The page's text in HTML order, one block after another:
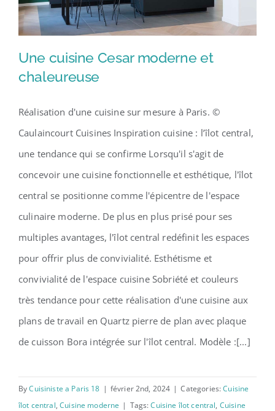
Presse
Contact
Une cuisine Cesar moderne et
chaleureuse
Une cuisine Cesar moderne et
chaleureuse
Réalisation d'une cuisine sur mesure à Paris. ©
Caulaincourt Cuisines Inspiration cuisine : l’îlot central,
une tendance qui se confirme Lorsqu'il s'agit de
concevoir une cuisine fonctionnelle et esthétique, l'îlot
central se positionne comme l'épicentre de l'espace
culinaire moderne. De plus en plus prisé pour ses
multiples avantages, l'îlot central redéfinit les espaces
pour offrir plus de convivialité. Esthétisme et
convivialité de l'espace cuisine Sobriété et couleurs
très tendance pour cette réalisation d'une cuisine aux
plans de travail en Quartz pierre de plan avec plaque
de cuisson Bora intégrée sur l'îlot central. Modèle :[...]
ByCuisiniste a Paris 18 | février 2nd, 2024 | Categories:Cuisine
îlot central,Cuisine moderne | Tags:Cuisine îlot central, Cuisine